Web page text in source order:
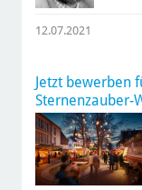
12.07.2021
Jetzt bewerben
Sternenzauber-